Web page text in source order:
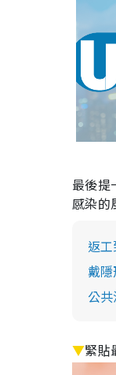
最後提
感染的
返
戴
公
▼緊貼